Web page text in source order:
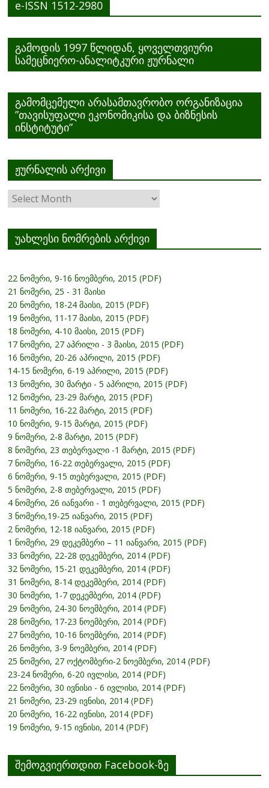
e-ISSN 1512-2980
გამოდის 1997 წლიდან, ყოველთვიური
სამეცნიერო-ანალიტკური ჟურნალი
გამომცემელი არასამთავრობო ორგანიზაცია
”თავისუფალი ეკონომიკისა და ბიზნესის
ინსტიტუტი”
ჟურნალის არქივი
ჟურნალის
არქივი
უახლესი ნომრების არქივი
22 ნომერი, 9-16 ნოემბერი, 2015 (PDF)
21 ნომერი, 25 - 31 მაისი
20 ნომერი, 18-24 მაისი, 2015 (PDF)
19 ნომერი, 11-17 მაისი, 2015 (PDF)
18 ნომერი, 4-10 მაისი, 2015 (PDF)
17 ნომერი, 27 აპრილი - 3 მაისი, 2015 (PDF)
16 ნომერი, 20-26 აპრილი, 2015 (PDF)
14-15 ნომერი, 6-19 აპრილი, 2015 (PDF)
13 ნომერი, 30 მარტი - 5 აპრილი, 2015 (PDF)
12 ნომერი, 23-29 მარტი, 2015 (PDF)
11 ნომერი, 16-22 მარტი, 2015 (PDF)
10 ნომერი, 9-15 მარტი, 2015 (PDF)
9 ნომერი, 2-8 მარტი, 2015 (PDF)
8 ნომერი, 23 თებერვალი -1 მარტი, 2015 (PDF)
7 ნომერი, 16-22 თებერვალი, 2015 (PDF)
6 ნომერი, 9-15 თებერვალი, 2015 (PDF)
5 ნომერი, 2-8 თებერვალი, 2015 (PDF)
4 ნომერი, 26 იანვარი - 1 თებერვალი, 2015 (PDF)
3 ნომერი,19-25 იანვარი, 2015 (PDF)
2 ნომერი, 12-18 იანვარი, 2015 (PDF)
1 ნომერი, 29 დეკემბერი – 11 იანვარი, 2015 (PDF)
33 ნომერი, 22-28 დეკემბერი, 2014 (PDF)
32 ნომერი, 15-21 დეკემბერი, 2014 (PDF)
31 ნომერი, 8-14 დეკემბერი, 2014 (PDF)
30 ნომერი, 1-7 დეკემბერი, 2014 (PDF)
29 ნომერი, 24-30 ნოემბერი, 2014 (PDF)
28 ნომერი, 17-23 ნოემბერი, 2014 (PDF)
27 ნომერი, 10-16 ნოემბერი, 2014 (PDF)
26 ნომერი, 3-9 ნოემბერი, 2014 (PDF)
25 ნომერი, 27 ოქტომბერი-2 ნოემბერი, 2014 (PDF)
23-24 ნომერი, 6-20 ივლისი, 2014 (PDF)
22 ნომერი, 30 ივნისი - 6 ივლისი, 2014 (PDF)
21 ნომერი, 23-29 ივნისი, 2014 (PDF)
20 ნომერი, 16-22 ივნისი, 2014 (PDF)
19 ნომერი, 9-15 ივნისი, 2014 (PDF)
შემოგვიერთდით Facebook-ზე